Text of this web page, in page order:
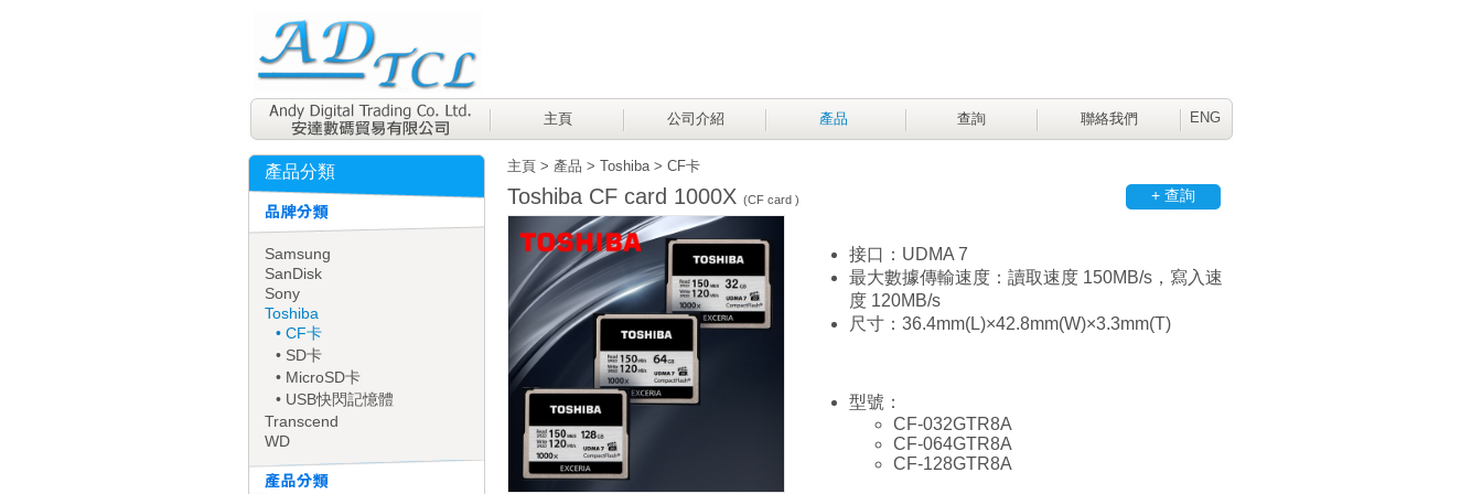
主頁 公司介紹 產品 查詢 聯絡我們 ENG
產品分類
Samsung
SanDisk
Sony
Toshiba
• CF卡
• SD卡
• MicroSD卡
• USB快閃記憶體
Transcend
WD
主頁 > 產品 > Toshiba> CF卡
Toshiba CF card 1000X (CF card ) + 查詢
接口：UDMA 7
最大數據傳輸速度：讀取速度 150MB/s，寫入速
度 120MB/s
尺寸：36.4mm(L)×42.8mm(W)×3.3mm(T)
型號：
CF-032GTR8A
CF-064GTR8A
CF-128GTR8A